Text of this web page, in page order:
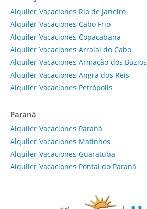
Alquiler Vacaciones Rio de Janeiro
Alquiler Vacaciones Cabo Frio
Alquiler Vacaciones Copacabana
Alquiler Vacaciones Arraial do Cabo
Alquiler Vacaciones Armação dos Búzios
Alquiler Vacaciones Angra dos Reis
Alquiler Vacaciones Petrópolis
Paraná
Alquiler Vacaciones Paraná
Alquiler Vacaciones Matinhos
Alquiler Vacaciones Guaratuba
Alquiler Vacaciones Pontal do Paraná